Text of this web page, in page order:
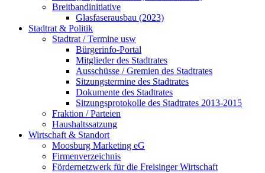
Breitbandinitiative
Glasfaserausbau (2023)
Stadtrat & Politik
Stadtrat / Termine usw
Bürgerinfo-Portal
Mitglieder des Stadtrates
Ausschüsse / Gremien des Stadtrates
Sitzungstermine des Stadtrates
Dokumente des Stadtrates
Sitzungsprotokolle des Stadtrates 2013-2015
Fraktion / Parteien
Haushaltssatzung
Wirtschaft & Standort
Moosburg Marketing eG
Firmenverzeichnis
Fördernetzwerk für die Freisinger Wirtschaft